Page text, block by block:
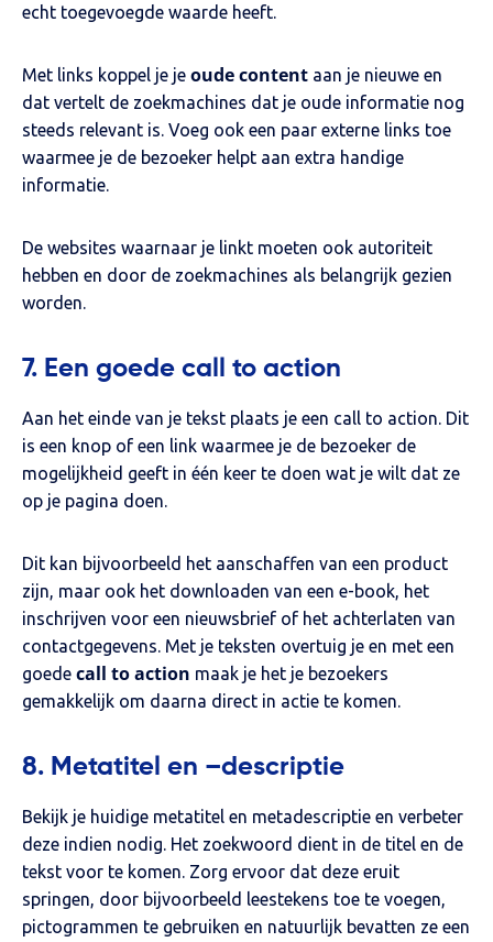
echt toegevoegde waarde heeft.
Met links koppel je je oude content aan je nieuwe en
dat vertelt de zoekmachines dat je oude informatie nog
steeds relevant is. Voeg ook een paar externe links toe
waarmee je de bezoeker helpt aan extra handige
informatie.
De websites waarnaar je linkt moeten ook autoriteit
hebben en door de zoekmachines als belangrijk gezien
worden.
7. Een goede call to action
Aan het einde van je tekst plaats je een call to action. Dit
is een knop of een link waarmee je de bezoeker de
mogelijkheid geeft in één keer te doen wat je wilt dat ze
op je pagina doen.
Dit kan bijvoorbeeld het aanschaffen van een product
zijn, maar ook het downloaden van een e-book, het
inschrijven voor een nieuwsbrief of het achterlaten van
contactgegevens. Met je teksten overtuig je en met een
goede call to action maak je het je bezoekers
gemakkelijk om daarna direct in actie te komen.
8. Metatitel en –descriptie
Bekijk je huidige metatitel en metadescriptie en verbeter
deze indien nodig. Het zoekwoord dient in de titel en de
tekst voor te komen. Zorg ervoor dat deze eruit
springen, door bijvoorbeeld leestekens toe te voegen,
pictogrammen te gebruiken en natuurlijk bevatten ze een